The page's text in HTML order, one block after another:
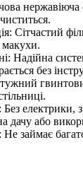
нержавіюча
Сітчастий
макухи.
Надійна
без
електрики,
дачу або
займає